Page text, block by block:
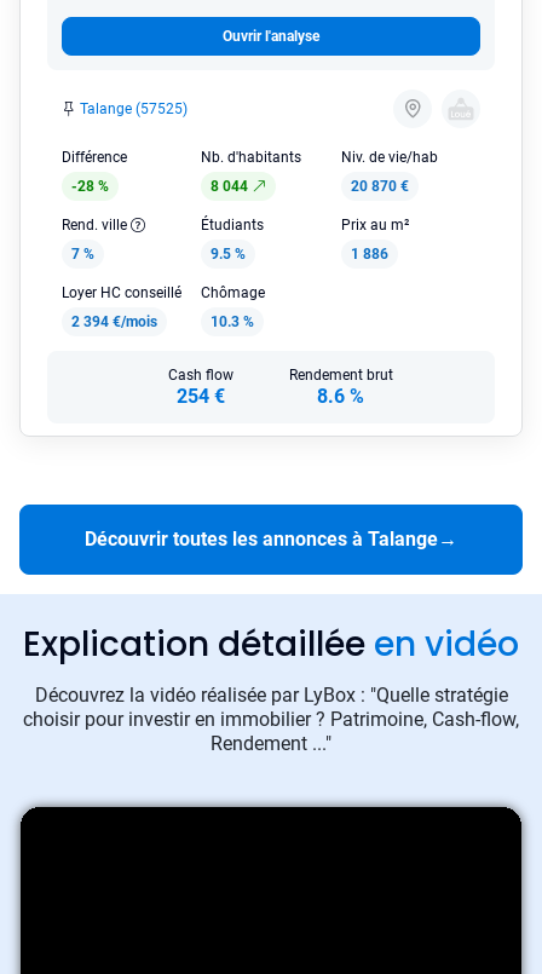
Ouvrir l'analyse
Talange (57525)
Différence
-28 %
Nb. d'habitants
8 044
Niv. de vie/hab
20 870 €
Rend. ville
7 %
Étudiants
9.5 %
Prix au m²
1 886
Loyer HC conseillé
2 394 €/mois
Chômage
10.3 %
Cash flow
254 €
Rendement brut
8.6 %
Découvrir toutes les annonces à Talange→
Explication détaillée en vidéo
Découvrez la vidéo réalisée par LyBox : "Quelle stratégie
choisir pour investir en immobilier ? Patrimoine, Cash-flow,
Rendement ..."